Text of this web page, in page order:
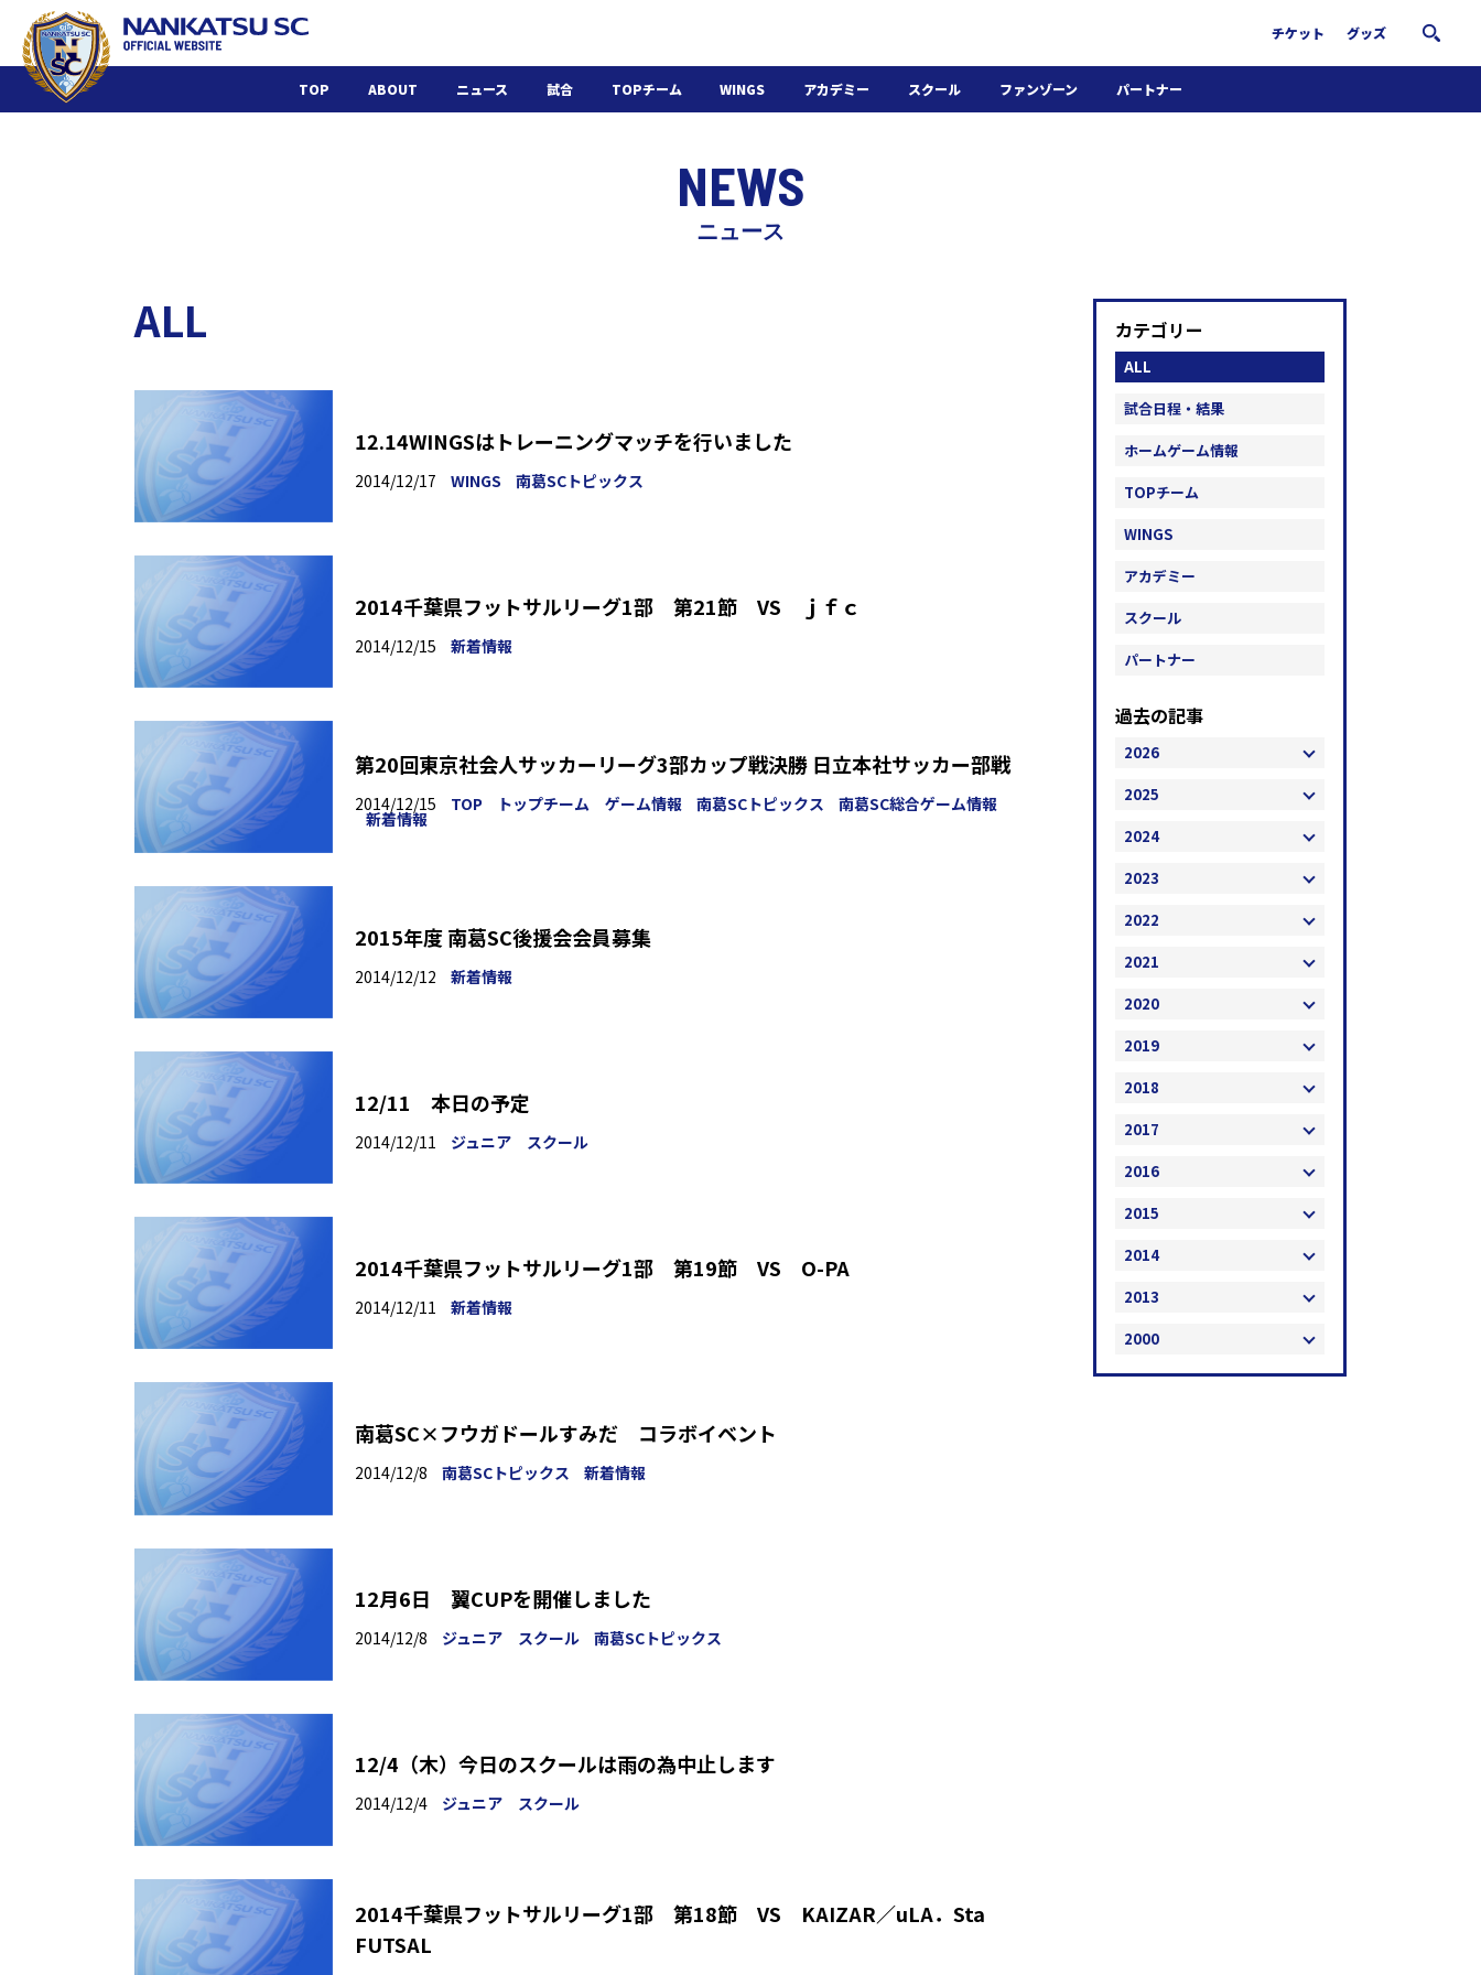
チケット グッズ
TOP ABOUT ニュース 試合 TOPチーム WINGS アカデミー スクール ファンゾーン パートナー
NEWS
ニュース
ALL
12.14WINGSはトレーニングマッチを行いました
2014/12/17 WINGS 南葛SCトピックス
2014千葉県フットサルリーグ1部 第21節 VS ｊｆｃ
2014/12/15 新着情報
第20回東京社会人サッカーリーグ3部カップ戦決勝 日立本社サッカー部戦
2014/12/15 TOP トップチーム ゲーム情報 南葛SCトピックス 南葛SC総合ゲーム情報
新着情報
2015年度 南葛SC後援会会員募集
2014/12/12 新着情報
12/11 本日の予定
2014/12/11 ジュニア スクール
2014千葉県フットサルリーグ1部 第19節 VS O-PA
2014/12/11 新着情報
南葛SC×フウガドールすみだ コラボイベント
2014/12/8 南葛SCトピックス 新着情報
12月6日 翼CUPを開催しました
2014/12/8 ジュニア スクール 南葛SCトピックス
12/4（木）今日のスクールは雨の為中止します
2014/12/4 ジュニア スクール
2014千葉県フットサルリーグ1部 第18節 VS KAIZAR／uLA．Sta
FUTSAL
カテゴリー
ALL
試合日程・結果
ホームゲーム情報
TOPチーム
WINGS
アカデミー
スクール
パートナー
過去の記事
2026
2025
2024
2023
2022
2021
2020
2019
2018
2017
2016
2015
2014
2013
2000